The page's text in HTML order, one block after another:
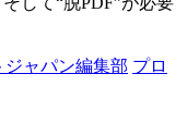
ジャパン編集部 プロ